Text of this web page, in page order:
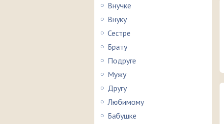
Внучке
Внуку
Сестре
Брату
Подруге
Мужу
Другу
Любимому
Бабушке